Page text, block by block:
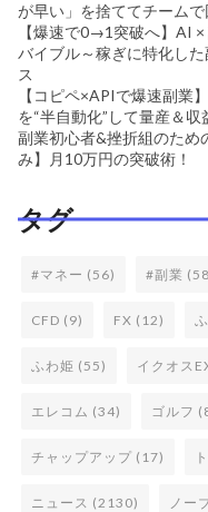
が早い」を捨ててチームで
【爆速で0→1突破へ】AI
バイブル～稼ぎに特化し
ス
【コピペ×APIで爆速副業
を“半自動化”して量産＆
副業初心者&挫折組のた
み】月10万円の突破術！
タグ
#マネー (56) #副業
CFD (9) FX (12)
ふわ姫 (55) イクオス
エレコム (34) ゴルフ
チャップアップ (17)
ニュース (2130) ノー